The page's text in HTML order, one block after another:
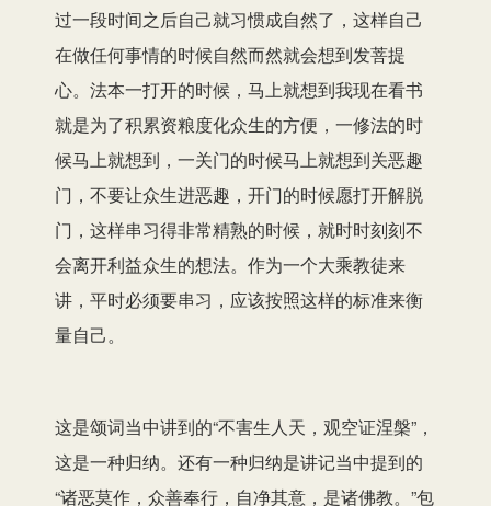
过一段时间之后自己就习惯成自然了，这样自己
在做任何事情的时候自然而然就会想到发菩提
心。法本一打开的时候，马上就想到我现在看书
就是为了积累资粮度化众生的方便，一修法的时
候马上就想到，一关门的时候马上就想到关恶趣
门，不要让众生进恶趣，开门的时候愿打开解脱
门，这样串习得非常精熟的时候，就时时刻刻不
会离开利益众生的想法。作为一个大乘教徒来
讲，平时必须要串习，应该按照这样的标准来衡
量自己。
这是颂词当中讲到的“不害生人天，观空证涅槃”，
这是一种归纳。还有一种归纳是讲记当中提到的
“诸恶莫作，众善奉行，自净其意，是诸佛教。”包